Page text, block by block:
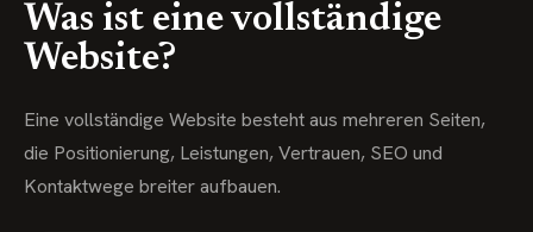
Was ist eine vollständige
Website?
Eine vollständige Website besteht aus mehreren Seiten,
die Positionierung, Leistungen, Vertrauen, SEO und
Kontaktwege breiter aufbauen.